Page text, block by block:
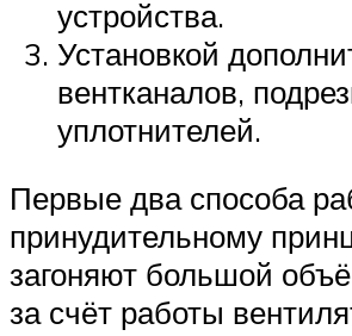
устройства.
Установкой
вентканалов,
уплотнителей.
Первые два способа
принудительному
загоняют большой
за счёт работы